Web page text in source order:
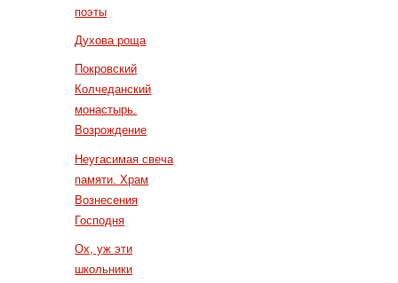
поэты
Духова роща
Покровский
Колчеданский
монастырь.
Возрождение
Неугасимая свеча
памяти. Храм
Вознесения
Господня
Ох, уж эти
школьники